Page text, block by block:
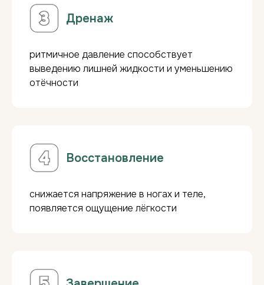
Дренаж
ритмичное давление способствует
выведению лишней жидкости и уменьшению
отёчности
Восстановление
снижается напряжение в ногах и теле,
появляется ощущение лёгкости
Скидка -5%
Скидка -10%при покупке 10 сеансов.
Годовые абонементы:
При единовременной оплате от60 000 ₽
- скидка 10%
на все ручные массажи.
Подарок:3 сеанса кедровой бочки при
покупке абонемента!
Сделайте подарок, который
запомнится надолго!